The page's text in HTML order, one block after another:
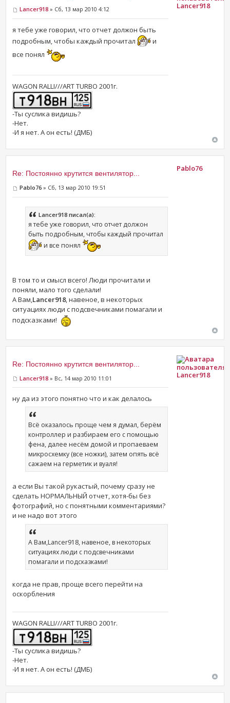
Lancer918 » Сб, 13 мар 2010 4:12
я тебе уже говорил, что отчет должон быть
подробным, чтобы каждый прочитал
и
все понял
WAGON RALLI///ART TURBO 2001г.
-Ты суслика видишь?
-Нет.
-И я нет. А он есть! (ДМБ)
Lancer918
Re: Постоянно крутится вентилятор...
Pablo76 » Сб, 13 мар 2010 19:51
Lancer918 писал(а):
я тебе уже говорил, что отчет должон
быть подробным, чтобы каждый прочитал
и все понял
В том то и смысл всего! Люди прочитали и
поняли, мало того сделали!
А Вам,Lancer918, навеное, в некоторых
ситуациях люди с подсвечниками помагали и
подсказками!
Pablo76
Re: Постоянно крутится вентилятор...
Lancer918 » Вс, 14 мар 2010 11:01
ну да из этого понятно что и как делалось
Всё оказалось проще чем я думал, берём
контроллер и разбираем его с помощью
фена, далее несём домой и пропаеваем
микросхемку (все ножки), затем опять всё
сажаем на герметик и вуаля!
а если Вы такой рукастый, почему сразу не
сделать НОРМАЛЬНЫЙ отчет, хотя-бы без
фотографий, но с понятными комментариями?
и не надо вот этого
А Вам,Lancer918, навеное, в некоторых
ситуациях люди с подсвечниками
помагали и подсказками!
когда не прав, проще всего перейти на
оскорбления
WAGON RALLI///ART TURBO 2001г.
-Ты суслика видишь?
-Нет.
-И я нет. А он есть! (ДМБ)
Lancer918